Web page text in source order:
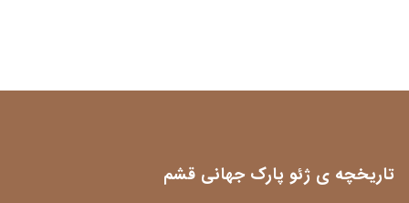
تاریخچه ی ژئو پارک جهانی قشم